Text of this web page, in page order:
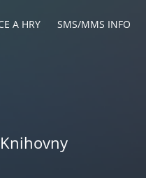
A HRY SMS/MMS INFO